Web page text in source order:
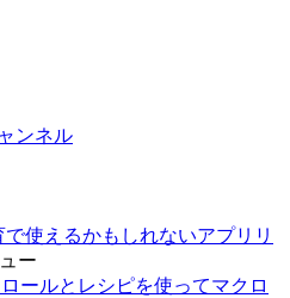
ンネル
で使えるかもしれないアプリリ
ー
ールとレシピを使ってマクロ